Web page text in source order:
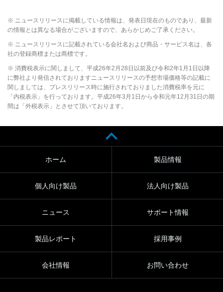
※ ニュースリリースに掲載している情報は、発表日現在のものであり、最新
の情報とは異なる場合がございますので、あらかじめご了承ください。
※ ニュースリリースに記載されている会社名および商品・サービス名は、各
社の登録商標または商標です。
※ 消費税表示に関しまして、平成26年2月28日以前及び令和2年1月1日以降
に弊社より発信されておりますニュースリリースの予想市場価格等の記載に
関しましては、プレスリリース時に施行されておりました消費税率を元に
「内税表示」を行っております。平成26年3月1日から令和元年12月31日の期
間は「外税表示」とさせて頂いております。
ホーム 製品情報
個人向け製品 法人向け製品
ニュース サポート情報
製品レポート 採用事例
会社情報 お問い合わせ